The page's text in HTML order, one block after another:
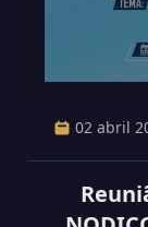
02 abril